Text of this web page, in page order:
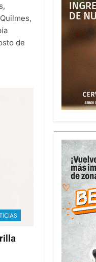
de